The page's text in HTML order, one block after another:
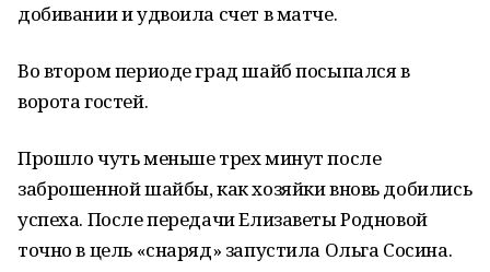
добивании и удвоила счет в матче.
Во втором периоде град шайб посыпался в
ворота гостей.
Прошло чуть меньше трех минут после
заброшенной шайбы, как хозяйки вновь добились
успеха. После передачи Елизаветы Родновой
точно в цель «снаряд» запустила Ольга Сосина.